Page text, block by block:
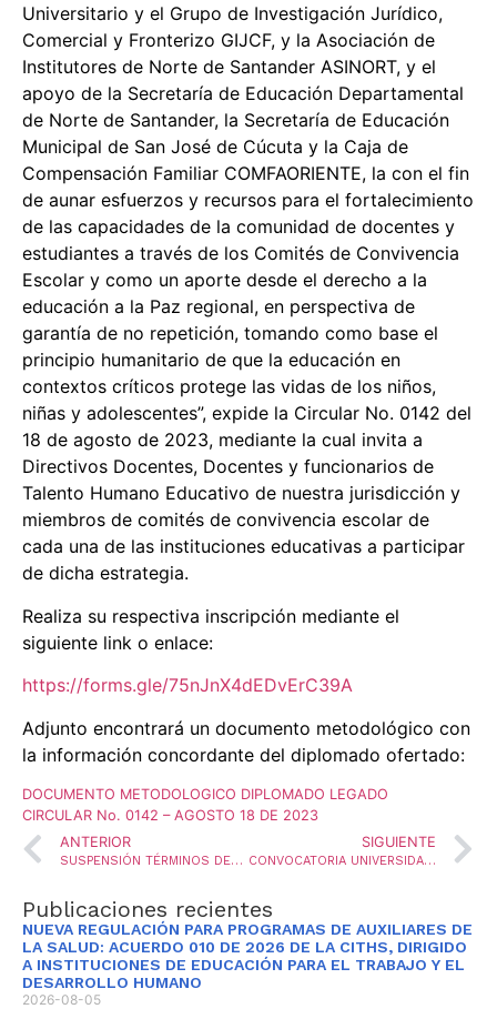
Universitario y el Grupo de Investigación Jurídico,
Comercial y Fronterizo GIJCF, y la Asociación de
Institutores de Norte de Santander ASINORT, y el
apoyo de la Secretaría de Educación Departamental
de Norte de Santander, la Secretaría de Educación
Municipal de San José de Cúcuta y la Caja de
Compensación Familiar COMFAORIENTE, la con el fin
de aunar esfuerzos y recursos para el fortalecimiento
de las capacidades de la comunidad de docentes y
estudiantes a través de los Comités de Convivencia
Escolar y como un aporte desde el derecho a la
educación a la Paz regional, en perspectiva de
garantía de no repetición, tomando como base el
principio humanitario de que la educación en
contextos críticos protege las vidas de los niños,
niñas y adolescentes”, expide la Circular No. 0142 del
18 de agosto de 2023, mediante la cual invita a
Directivos Docentes, Docentes y funcionarios de
Talento Humano Educativo de nuestra jurisdicción y
miembros de comités de convivencia escolar de
cada una de las instituciones educativas a participar
de dicha estrategia.
Realiza su respectiva inscripción mediante el
siguiente link o enlace:
https://forms.gle/75nJnX4dEDvErC39A
Adjunto encontrará un documento metodológico con
la información concordante del diplomado ofertado:
DOCUMENTO METODOLOGICO DIPLOMADO LEGADO
CIRCULAR No. 0142 – AGOSTO 18 DE 2023
ANTERIOR
SUSPENSIÓN TÉRMINOS DEL CRONOGRAMA DE LA CONVOCATORIA PARA LA PROVISIÓN MEDIANTE LA MODALIDAD DE ENCARGO DE UNA VACANTE DEFINITIVA, EN EL CARGO DE PROFESIONAL UNIVERSITARIO
SIGUIENTE
CONVOCATORIA UNIVERSIDAD DE PAMPLONA: CONVENIO 1010 PROGRAMA DE SUBSIDIOS VIGENCIA 2023 II
Publicaciones recientes
NUEVA REGULACIÓN PARA PROGRAMAS DE AUXILIARES DE
LA SALUD: ACUERDO 010 DE 2026 DE LA CITHS, DIRIGIDO
A INSTITUCIONES DE EDUCACIÓN PARA EL TRABAJO Y EL
DESARROLLO HUMANO
2026-08-05